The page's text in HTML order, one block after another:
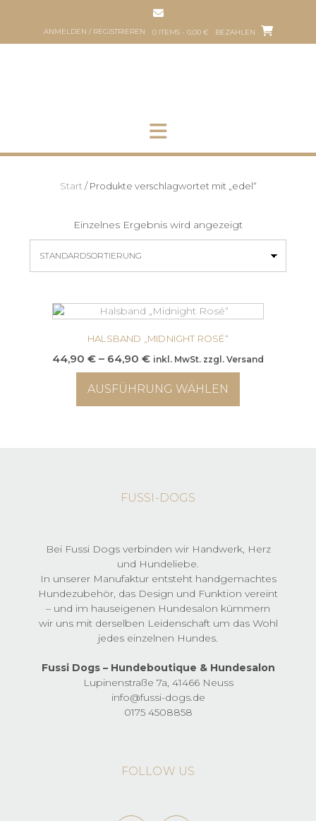
ANMELDEN / REGISTRIEREN 0 ITEMS - 0,00 € BEZAHLEN
Start / Produkte verschlagwortet mit „edel“
Einzelnes Ergebnis wird angezeigt
HALSBAND „MIDNIGHT ROSÉ“
44,90 € – 64,90 €Preisspanne:
44,90 €
bis
64,90 €
inkl. MwSt. zzgl. Versand
AUSFÜHRUNG WÄHLEN
Die
auf
der
Produktseite
gewählt
werden
FUSSI-DOGS
Bei Fussi Dogs verbinden wir Handwerk, Herz
und Hundeliebe.
In unserer Manufaktur entsteht handgemachtes
Hundezubehör, das Design und Funktion vereint
– und im hauseigenen Hundesalon kümmern
wir uns mit derselben Leidenschaft um das Wohl
jedes einzelnen Hundes.
Fussi Dogs – Hundeboutique & Hundesalon
Lupinenstraße 7a, 41466 Neuss
info@fussi-dogs.de
0175 4508858
FOLLOW US